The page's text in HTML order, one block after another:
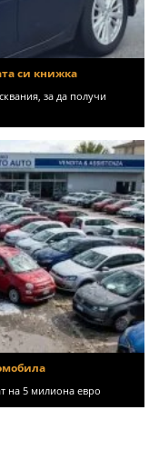
си книжка
за да получи
на 5 милиона евро